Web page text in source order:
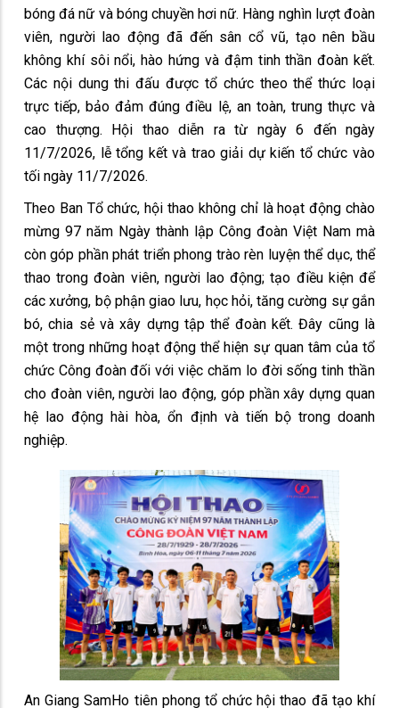
bóng đá nữ và bóng chuyền hơi nữ. Hàng nghìn lượt đoàn
viên, người lao động đã đến sân cổ vũ, tạo nên bầu
không khí sôi nổi, hào hứng và đậm tinh thần đoàn kết.
Các nội dung thi đấu được tổ chức theo thể thức loại
trực tiếp, bảo đảm đúng điều lệ, an toàn, trung thực và
cao thượng. Hội thao diễn ra từ ngày 6 đến ngày
11/7/2026, lễ tổng kết và trao giải dự kiến tổ chức vào
tối ngày 11/7/2026.
Theo Ban Tổ chức, hội thao không chỉ là hoạt động chào
mừng 97 năm Ngày thành lập Công đoàn Việt Nam mà
còn góp phần phát triển phong trào rèn luyện thể dục, thể
thao trong đoàn viên, người lao động; tạo điều kiện để
các xưởng, bộ phận giao lưu, học hỏi, tăng cường sự gắn
bó, chia sẻ và xây dựng tập thể đoàn kết. Đây cũng là
một trong những hoạt động thể hiện sự quan tâm của tổ
chức Công đoàn đối với việc chăm lo đời sống tinh thần
cho đoàn viên, người lao động, góp phần xây dựng quan
hệ lao động hài hòa, ổn định và tiến bộ trong doanh
nghiệp.
An Giang SamHo tiên phong tổ chức hội thao đã tạo khí